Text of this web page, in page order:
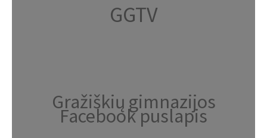
GGTV
Gražiškių gimnazijos
Facebook puslapis